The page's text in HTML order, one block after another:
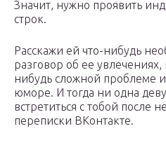
Значит, нужно проявить
строк.
Расскажи ей что-нибудь
разговор об ее
нибудь сложной проблеме
юморе. И тогда ни одна
встретиться с тобой после
переписки ВКонтакте.